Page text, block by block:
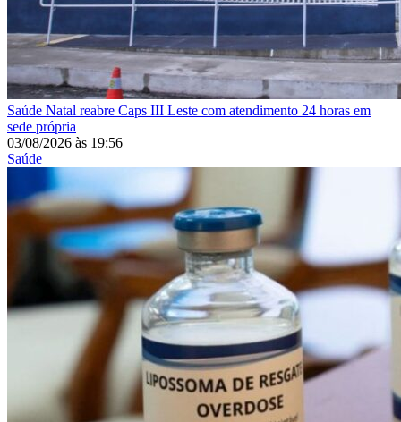
Saúde Natal reabre Caps III Leste com atendimento 24 horas em
sede própria
03/08/2026 às 19:56
Saúde